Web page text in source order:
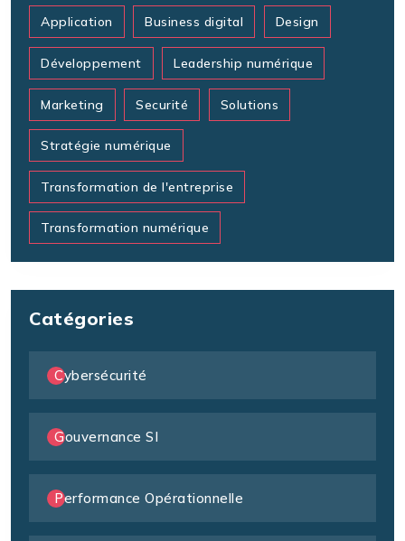
Application Business digital Design
Développement Leadership numérique
Marketing Securité Solutions
Stratégie numérique
Transformation de l'entreprise
Transformation numérique
Catégories
Cybersécurité
Gouvernance SI
Performance Opérationnelle